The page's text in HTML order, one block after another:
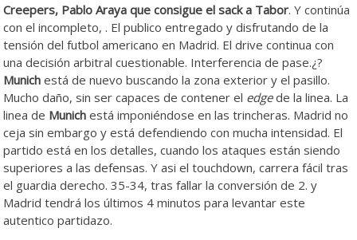
Creepers, Pablo Araya que consigue el sack a Tabor. Y continúa
con el incompleto, . El publico entregado y disfrutando de la
tensión del futbol americano en Madrid. El drive continua con
una decisión arbitral cuestionable. Interferencia de pase.¿?
Munich está de nuevo buscando la zona exterior y el pasillo.
Mucho daño, sin ser capaces de contener el edgede la linea. La
linea de Munich está imponiéndose en las trincheras. Madrid no
ceja sin embargo y está defendiendo con mucha intensidad. El
partido está en los detalles, cuando los ataques están siendo
superiores a las defensas. Y asi el touchdown, carrera fácil tras
el guardia derecho. 35-34, tras fallar la conversión de 2. y
Madrid tendrá los últimos 4 minutos para levantar este
autentico partidazo.